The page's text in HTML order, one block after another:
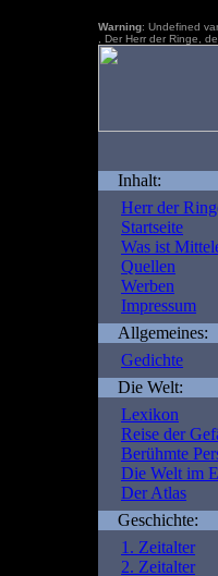
Warning: Undefined
, Der Herr der Ringe,
Inhalt:
Herr der
Startseite
Was ist
Quellen
Werben
Impressum
Allgemeines:
Gedichte
Die Welt:
Lexikon
Reise der
Berühmte
Die Welt im
Der Atlas
Geschichte:
1. Zeitalter
2. Zeitalter